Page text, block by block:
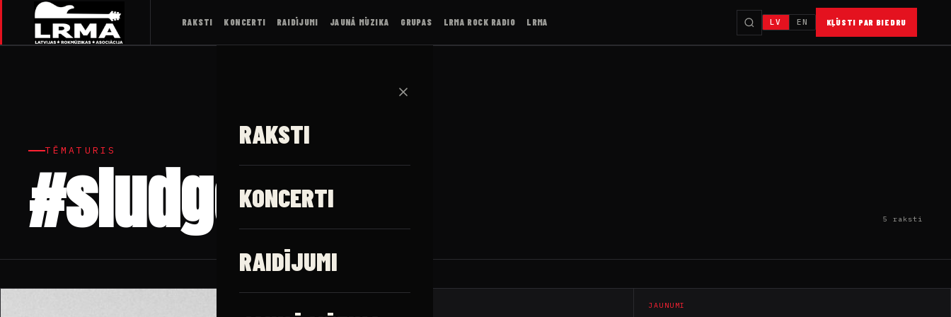
RAKSTI KONCERTI RAIDĪJUMI JAUNĀ MŪZIKA GRUPAS LRMA ROCK RADIO LRMA LV EN KĻŪSTI PAR BIEDRU
✕
RAKSTI
KONCERTI
RAIDĪJUMI
TĒMATURIS
#sludge 5 raksti
JAUNUMI